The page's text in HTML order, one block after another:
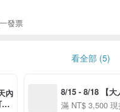
發票
看全部 (5)
內
8/15 - 8/18 【大
季】滿
滿 NT$ 3,500